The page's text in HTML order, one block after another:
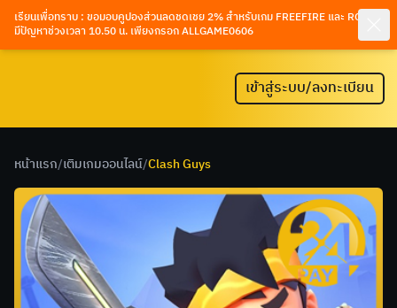
เรียนเพื่อทราบ : ขอมอบคูปองส่วนลดชดเชย 2% สำหรับเกม FREEFIRE และ ROV ที่
มีปัญหาช่วงเวลา 10.50 น. เพียงกรอก ALLGAME0606
เข้าสู่ระบบ/ลงทะเบียน
หน้าแรก/เติมเกมออนไลน์/Clash Guys